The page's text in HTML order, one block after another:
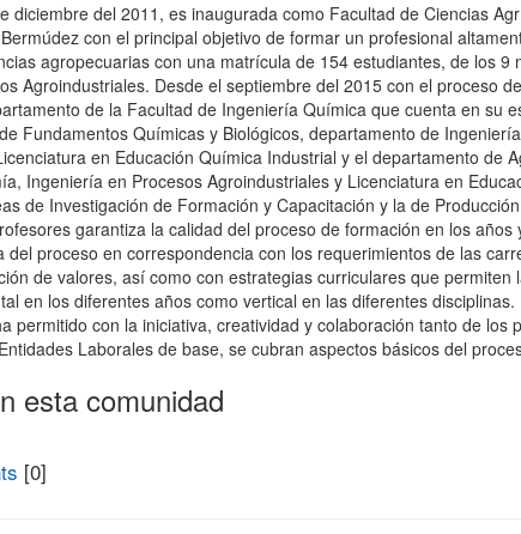
diciembre del 2011, es inaugurada como Facultad de Ciencias
con el principal objetivo de formar un profesional
agropecuarias con una matrícula de 154 estudiantes, de los 9
Agroindustriales. Desde el septiembre del 2015 con el proceso
de la Facultad de Ingeniería Química que cuenta en su
Fundamentos Químicas y Biológicos, departamento de
en Educación Química Industrial y el departamento de
Ingeniería en Procesos Agroindustriales y Licenciatura en
de Investigación de Formación y Capacitación y la de
garantiza la calidad del proceso de formación en los
del proceso en correspondencia con los requerimientos de las
de valores, así como con estrategias curriculares que permiten
en los diferentes años como vertical en las diferentes
permitido con la iniciativa, creatividad y colaboración tanto de los
Laborales de base, se cubran aspectos básicos del
esta comunidad
[0]